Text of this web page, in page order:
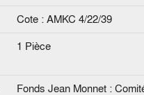
Cote : AMKC 4/22/39
1 Pièce
Fonds Jean Monnet :